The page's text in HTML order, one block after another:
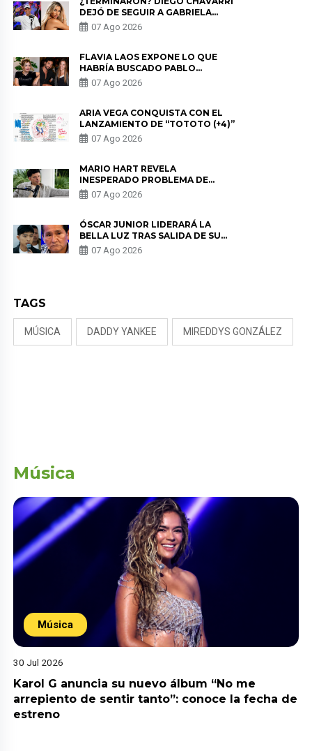
DEJÓ DE SEGUIR A GABRIELA
HERRERA Y ANUNCIA SU SALIDA
DE PÓDCAST
07 Ago 2026
FLAVIA LAOS EXPONE LO QUE
HABRÍA BUSCADO PABLO
HEREDIA CON ALE FULLER: “UNA
DE LAS PARTES QUERÍA EL
07 Ago 2026
ARIA VEGA CONQUISTA CON EL
LANZAMIENTO DE “TOTOTO (+4)”
07 Ago 2026
MARIO HART REVELA
INESPERADO PROBLEMA DE
SALUD ANTES DE SEPARARSE DE
KORINA: “ME ENCONTRARON UN
07 Ago 2026
ÓSCAR JUNIOR LIDERARÁ LA
BELLA LUZ TRAS SALIDA DE SU
PADRE POR POLÉMICA CON
NALDY SALDAÑA
07 Ago 2026
TAGS
MÚSICA DADDY YANKEE MIREDDYS GONZÁLEZ
Música
Música
30 Jul 2026
Karol G anuncia su nuevo álbum “No me
arrepiento de sentir tanto”: conoce la fecha de
estreno